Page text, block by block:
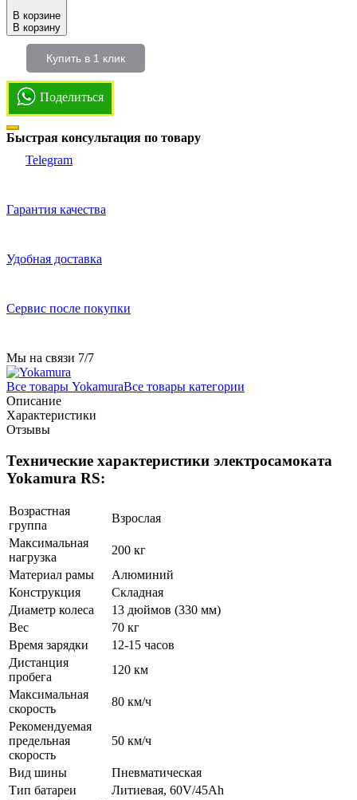
В корзине
В корзину
Купить в 1 клик
Поделиться
Быстрая консультация по товару
Telegram
Гарантия качества
Удобная доставка
Сервис после покупки
Мы на связи 7/7
Все товары YokamuraВсе товары категории
Описание
Характеристики
Отзывы
Технические характеристики электросамоката
Yokamura RS:
Возрастная
группа
Взрослая
Максимальная
нагрузка
200 кг
Материал рамы
Алюминий
Конструкция
Складная
Диаметр колеса
13 дюймов (330 мм)
Вес
70 кг
Время зарядки
12-15 часов
Дистанция
пробега
120 км
Максимальная
скорость
80 км/ч
Рекомендуемая
предельная
скорость
50 км/ч
Вид шины
Пневматическая
Тип батареи
Литиевая, 60V/45Ah